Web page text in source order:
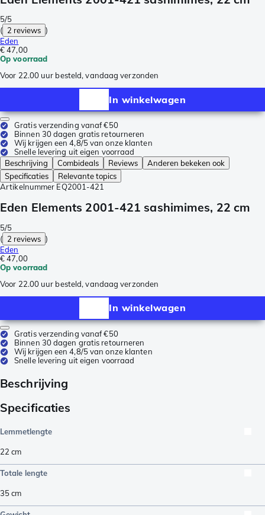
5/5
( 2 reviews )
Eden
€ 47,00
Op voorraad
Voor 22.00 uur besteld, vandaag verzonden
In winkelwagen
Gratis verzending vanaf €50
Binnen 30 dagen gratis retourneren
Wij krijgen een 4,8/5 van onze klanten
Snelle levering uit eigen voorraad
Beschrijving
Combideals Reviews
Anderen bekeken ook
Specificaties
Relevante topics
Artikelnummer EQ2001-421
Eden Elements 2001-421 sashimimes, 22 cm
5/5
( 2 reviews )
Eden
€ 47,00
Op voorraad
Voor 22.00 uur besteld, vandaag verzonden
In winkelwagen
Gratis verzending vanaf €50
Binnen 30 dagen gratis retourneren
Wij krijgen een 4,8/5 van onze klanten
Snelle levering uit eigen voorraad
Beschrijving
Specificaties
Lemmetlengte
22 cm
Totale lengte
35cm